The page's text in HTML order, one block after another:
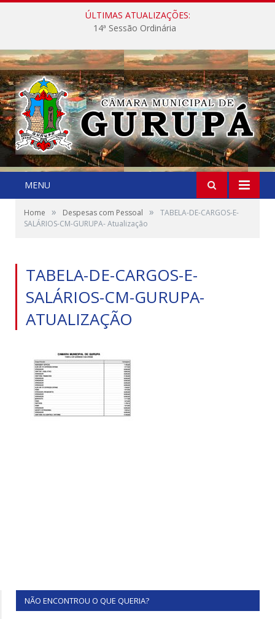
ÚLTIMAS ATUALIZAÇÕES:
14ª Sessão Ordinária
MENU
Home » Despesas com Pessoal »
TABELA-DE-CARGOS-E-
SALÁRIOS-CM-GURUPA- Atualização
TABELA-DE-CARGOS-E-
SALÁRIOS-CM-GURUPA-
ATUALIZAÇÃO
NÃO ENCONTROU O QUE QUERIA?